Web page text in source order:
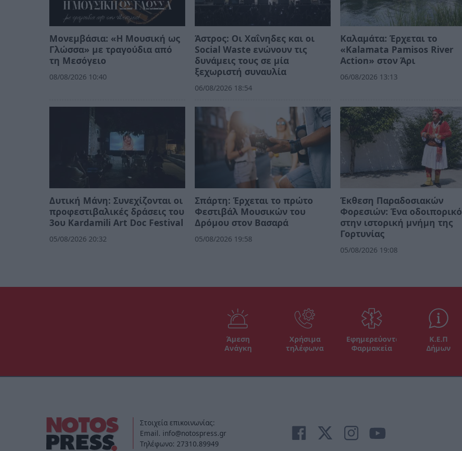
Μονεμβάσια: «Η Μουσική ως
Γλώσσα» με τραγούδια από
τη Μεσόγειο
08/08/2026 10:40
Άστρος: Οι Χαΐνηδες και οι
Social Waste ενώνουν τις
δυνάμεις τους σε μία
ξεχωριστή συναυλία
06/08/2026 18:54
Καλαμάτα: Έρχεται το
«Kalamata Pamisos River
Action» στον Άρι
06/08/2026 13:13
Δυτική Μάνη: Συνεχίζονται οι
προφεστιβαλικές δράσεις του
3ου Kardamili Art Doc Festival
05/08/2026 20:32
Σπάρτη: Έρχεται το πρώτο
Φεστιβάλ Μουσικών του
Δρόμου στον Βασαρά
05/08/2026 19:58
Έκθεση Παραδοσιακών
Φορεσιών: Ένα οδοιπορικό
στην ιστορική μνήμη της
Γορτυνίας
05/08/2026 19:08
Άμεση
Ανάγκη
Χρήσιμα
τηλέφωνα
Εφημερεύοντα
Φαρμακεία
Κ.Ε.Π
Δήμων
Στοιχεία επικοινωνίας:
Email. info@notospress.gr
Τηλέφωνο: 27310.89949